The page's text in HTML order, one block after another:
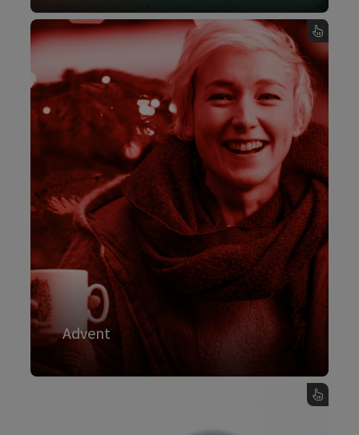
, Handwerk und Design - Karte umdrehen
Advent
Advent
Tief verwurzelt sind jene Traditionen, die uns
rund um Weihnachten und den Jahreswechsel
begleiten. Vom Krippenbauen bis zum
Glöcklerlauf, von der Waldweihnacht bis zum
Advent am Schloss, vom Steyrer Christkindl
bis zum Linzer Kerzenziehen.
Mehr dazu